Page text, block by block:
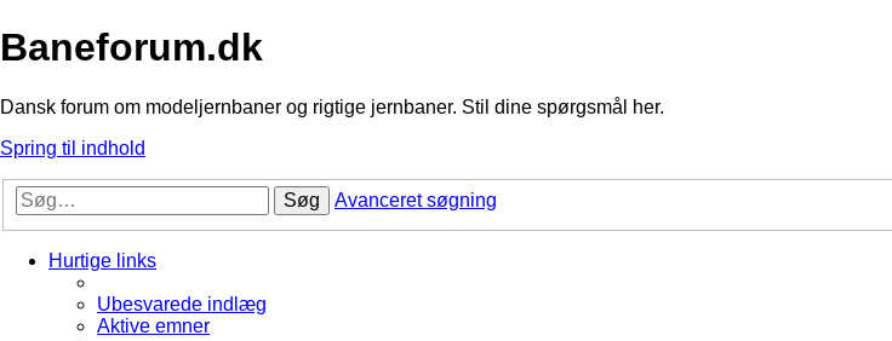
Baneforum.dk
Dansk forum om modeljernbaner og rigtige jernbaner. Stil dine spørgsmål her.
Spring til indhold
Søg Avanceret søgning
Hurtige links
Ubesvarede indlæg
Aktive emner